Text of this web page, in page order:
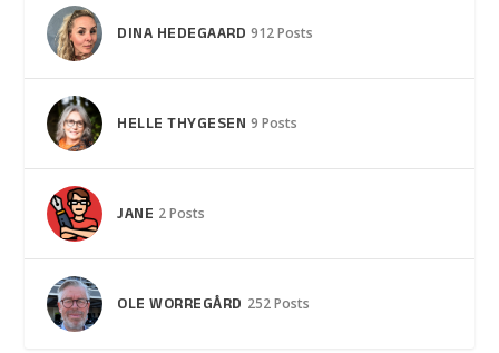
DINA HEDEGAARD 912 Posts
HELLE THYGESEN 9 Posts
JANE 2 Posts
OLE WORREGÅRD 252 Posts